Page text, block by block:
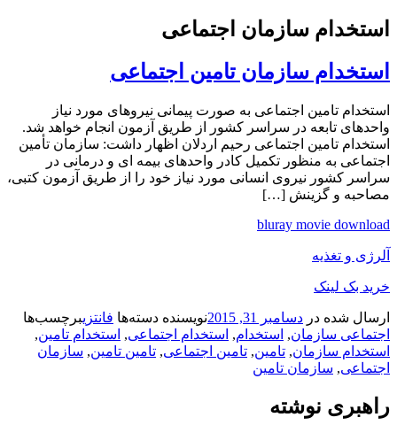
استخدام سازمان اجتماعی
استخدام سازمان تامین اجتماعی
استخدام تامین اجتماعی به صورت پیمانی نیروهای مورد نیاز
واحدهای تابعه در سراسر کشور از طریق آزمون انجام خواهد شد.
استخدام تامین اجتماعی رحیم اردلان اظهار داشت: سازمان تأمین
اجتماعی به منظور تکمیل کادر واحدهای بیمه ای و درمانی در
سراسر کشور نیروی انسانی مورد نیاز خود را از طریق آزمون کتبی،
مصاحبه و گزینش […]
bluray movie download
آلرژی و تغذیه
خرید بک لینک
ارسال شده در دسامبر 31, 2015 نویسنده دسته‌ها فانتزیبرچسب‌ها
اجتماعی سازمان, استخدام, استخدام اجتماعی, استخدام تامین,
استخدام سازمان, تامین, تامین اجتماعی, تامین تامین, سازمان
اجتماعی, سازمان تامین
راهبری نوشته